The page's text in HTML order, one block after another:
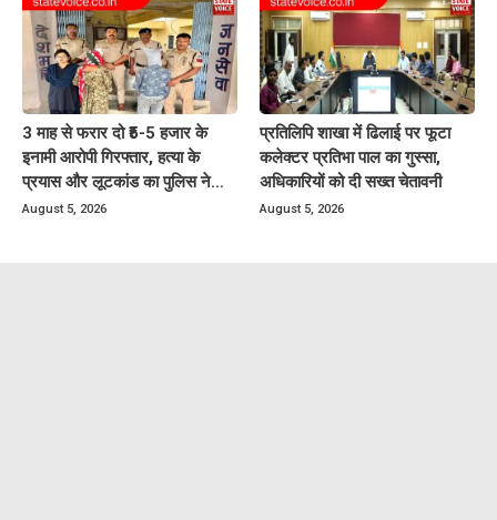
3 माह से फरार दो ₹5-5 हजार के
इनामी आरोपी गिरफ्तार, हत्या के
प्रयास और लूटकांड का पुलिस ने
किया खुलासा
August 5, 2026
प्रतिलिपि शाखा में ढिलाई पर फूटा
कलेक्टर प्रतिभा पाल का गुस्सा,
अधिकारियों को दी सख्त चेतावनी
August 5, 2026